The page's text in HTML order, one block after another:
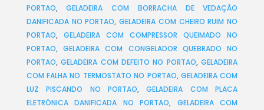
PORTAO,GELADEIRA COM BORRACHA DE VEDAÇÃO
DANIFICADA NO PORTAO,GELADEIRA COM CHEIRO RUIM NO
PORTAO, GELADEIRA COM COMPRESSOR QUEIMADO NO
PORTAO,GELADEIRA COM CONGELADOR QUEBRADO NO
PORTAO,GELADEIRA COM DEFEITO NO PORTAO,GELADEIRA
COM FALHA NO TERMOSTATO NO PORTAO, GELADEIRA COM
LUZ PISCANDO NO PORTAO,GELADEIRA COM PLACA
ELETRÔNICA DANIFICADA NO PORTAO, GELADEIRA COM